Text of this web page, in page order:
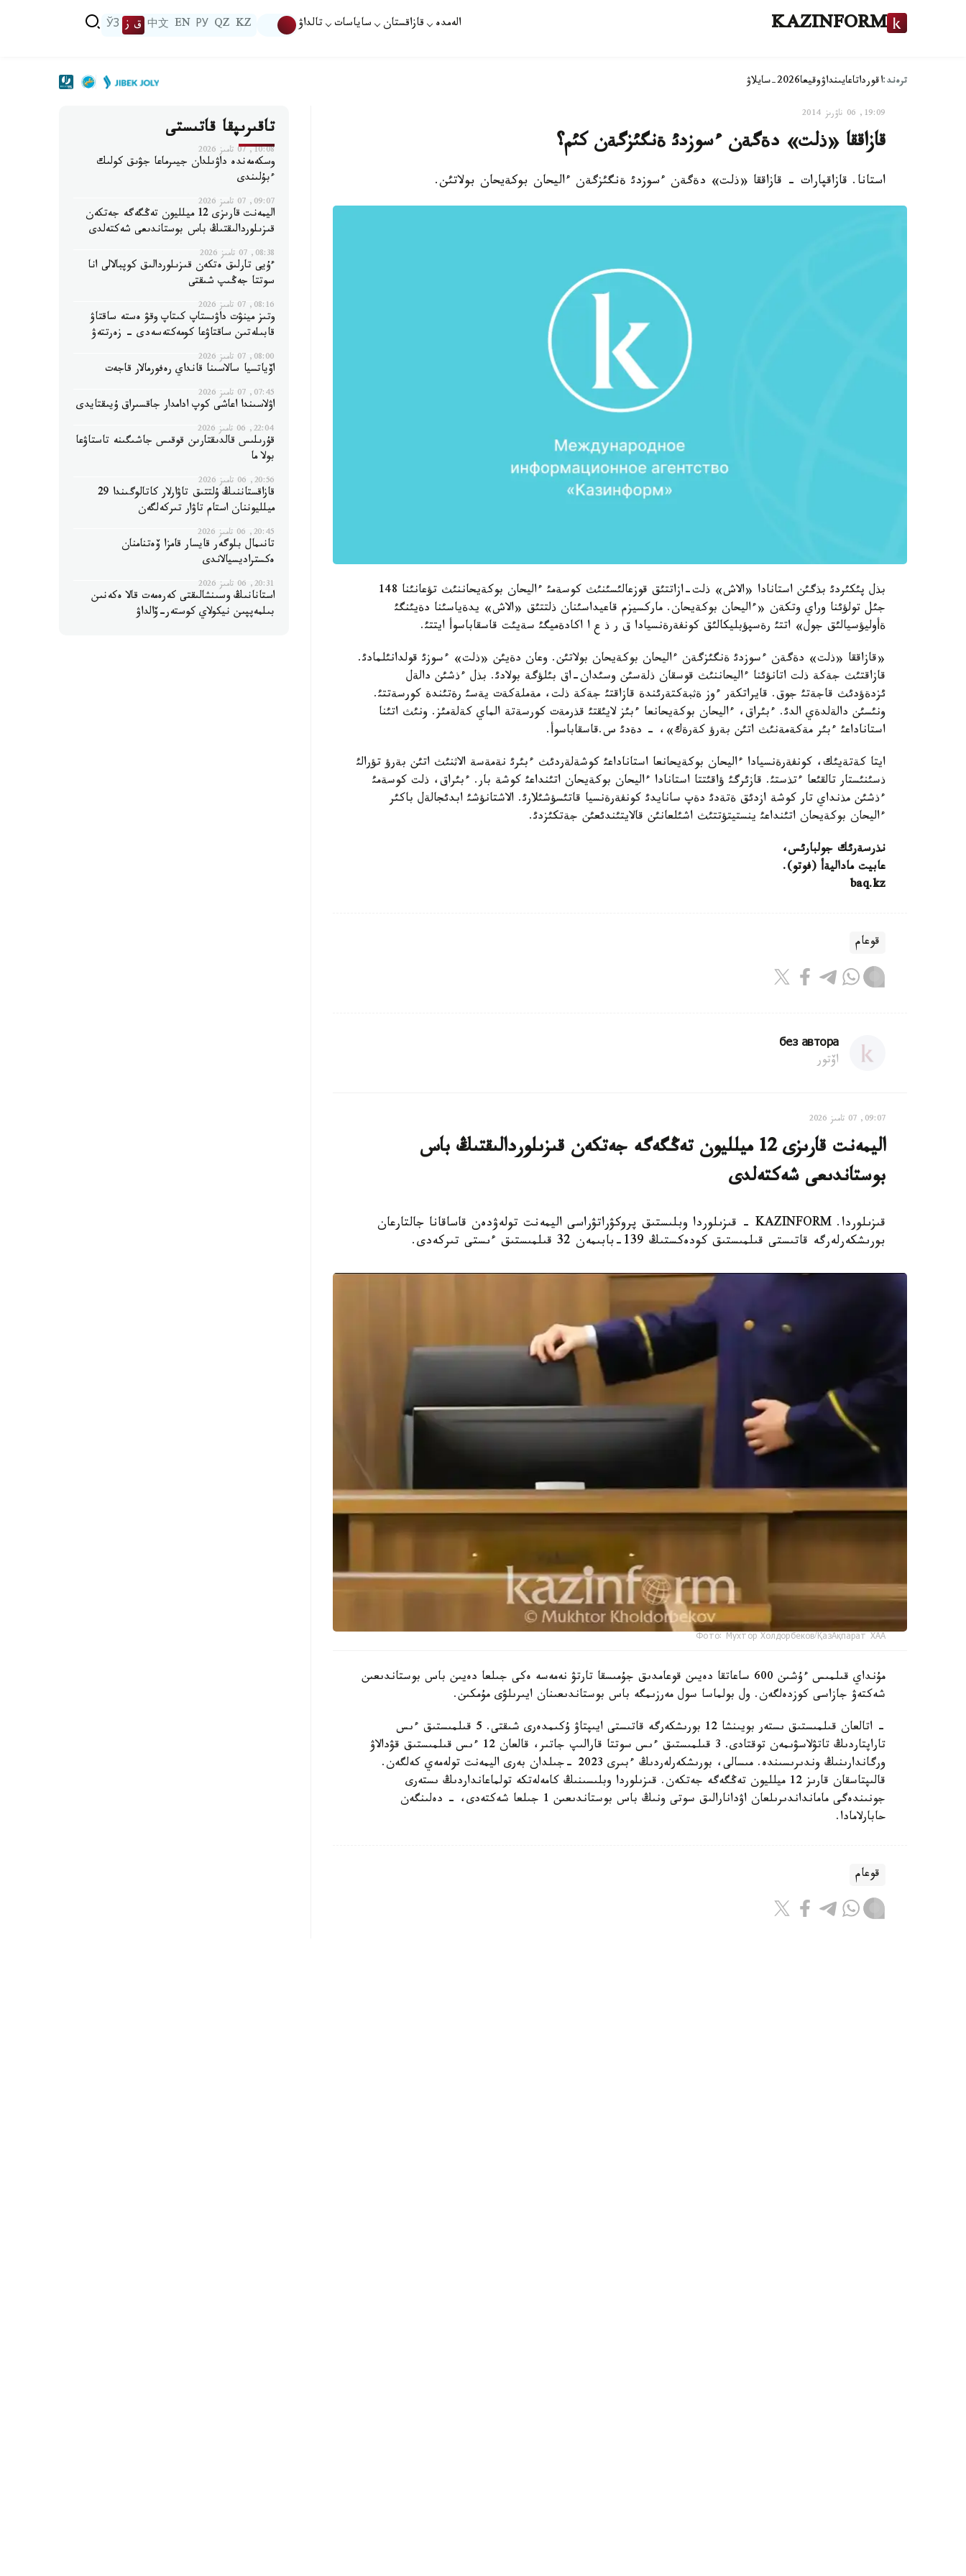
KAZINFORM الەمدە قازاقستان ساياسات تالداۋ KZ
QZ
РУ
EN
中文 ق ز ЎЗ
ترەند:اقورداتاعايىنداۋوقيعا2026-سايلاۋ
19:09, 06 ناۋرىز 2014
قازاققا «ذلت» دةگةن ءسوزدئ ةنگئزگةن كئم؟
استانا. قازاقپارات - قازاققا «ذلت» دةگةن ءسوزدئ ةنگئزگةن ءاليحان بوكةيحان بولاتئن.
بذل پئكئردئ بذگئن استانادا «الاش» ذلت-ازاتتئق قوزعالئسئنئث كوسةمئ ءاليحان بوكةيحاننئث تؤعانئنا 148
جئل تولؤئنا وراي وتكةن «ءاليحان بوكةيحان. ماركسيزم قاعيداسئنان ذلتتئق «الاش» يدةياسئنا دةيئنگئ
ةأوليؤسيالئق جول» اتتئ رةسپؤبليكالئق كونفةرةنسيادا ق ر ذ ع ا اكادةميگئ سةيئت قاسقاباسوأ ايتتئ.
«قازاققا «ذلت» دةگةن ءسوزدئ ةنگئزگةن ءاليحان بوكةيحان بولاتئن. وعان دةيئن «ذلت» ءسوزئ قولدانئلمادئ.
قازاقتئث جةكة ذلت اتانؤئنا ءاليحاننئث قوسقان ذلةسئن وسئدان-اق بئلؤگة بولادئ. بذل ءذشئن دالةل
ئزدةؤدئث قاجةتئ جوق. قايراتكةر ءوز ةثبةكتةرئندة قازاقتئ جةكة ذلت، مةملةكةت يةسئ رةتئندة كورسةتتئ.
ونئسئن دالةلدةي الدئ. ءبئراق، ءاليحان بوكةيحانعا ءبئز لايئقتئ قذرمةت كورسةتة الماي كةلةمئز. ونئث اتئنا
استاناداعئ ءبئر مةكةمةنئث اتئن بةرؤ كةرةك»، - دةدئ س.قاسقاباسوأ.
ايتا كةتةيئك، كونفةرةنسيادا ءاليحان بوكةيحانعا استاناداعئ كوشةلةردئث ءبئرئ نةمةسة الاثنئث اتئن بةرؤ تؤرالئ
ذسئنئستار تالقئعا ءتذستئ. قازئرگئ ؤاقئتتا استانادا ءاليحان بوكةيحان اتئنداعئ كوشة بار. ءبئراق، ذلت كوسةمئ
ءذشئن مذنداي تار كوشة ازدئق ةتةدئ دةپ سانايدئ كونفةرةنسيا قاتئسؤشئلارئ. الاشتانؤشئ ابدئجالةل باكئر
ءاليحان بوكةيحان اتئنداعئ ينستيتؤتتئث اشئلعانئن قالايتئندئعئن جةتكئزدئ.
نذرسةرئك جولبارئس،
عابيت ماداليةأ (فوتو).
baq.kz
قوعام
без автора
اۆتور
09:07, 07 تامىز 2026
اليمەنت قارىزى 12 ميلليون تەڭگەگە جەتكەن قىزىلوردالىقتىڭ باس
بوستاندىعى شەكتەلدى
قىزىلوردا. KAZINFORM - قىزىلوردا وبلىستىق پروكۋراتۋراسى اليمەنت تولەۋدەن قاساقانا جالتارعان
بورىشكەرلەرگە قاتىستى قىلمىستىق كودەكستىڭ 139-بابىمەن 32 قىلمىستىق ءىستى تىركەدى.
Фото: Мухтор Холдорбеков/ҚазАқпарат ХАА
مۇنداي قىلمىس ءۇشىن 600 ساعاتقا دەيىن قوعامدىق جۇمىسقا تارتۋ نەمەسە ەكى جىلعا دەيىن باس بوستاندىعىن
شەكتەۋ جازاسى كوزدەلگەن. ول بولماسا سول مەرزىمگە باس بوستاندىعىنان ايىرىلۋى مۇمكىن.
- اتالعان قىلمىستىق ىستەر بويىنشا 12 بورىشكەرگە قاتىستى ايىپتاۋ ۇكىمدەرى شىقتى. 5 قىلمىستىق ءىس
تاراپتاردىڭ تاتۋلاسۋىمەن توقتادى. 3 قىلمىستىق ءىس سوتتا قارالىپ جاتىر، قالعان 12 ءىس قىلمىستىق قۋدالاۋ
ورگاندارىنىڭ وندىرىسىندە. مىسالى، بورىشكەرلەردىڭ ءبىرى 2023 -جىلدان بەرى اليمەنت تولەمەي كەلگەن.
قالىپتاسقان قارىز 12 ميلليون تەڭگەگە جەتكەن. قىزىلوردا وبلىسىنىڭ كامەلەتكە تولماعانداردىڭ ىستەرى
جونىندەگى مامانداندىرىلعان اۋدانارالىق سوتى ونىڭ باس بوستاندىعىن 1 جىلعا شەكتەدى، - دەلىنگەن
حابارلامادا.
قوعام
تاقىرىپقا قاتىستى
10:08, 07 تامىز 2026
وسكەمەندە داۋىلدان جيىرماعا جۋىق كولىك
ءبۇلىندى
09:07, 07 تامىز 2026
اليمەنت قارىزى 12 ميلليون تەڭگەگە جەتكەن
قىزىلوردالىقتىڭ باس بوستاندىعى شەكتەلدى
08:38, 07 تامىز 2026
ءۇيى تارلىق ەتكەن قىزىلوردالىق كوپبالالى انا
سوتتا جەڭىپ شىقتى
08:16, 07 تامىز 2026
وتىز مينۋت داۋىستاپ كىتاپ وقۋ ەستە ساقتاۋ
قابىلەتىن ساقتاۋعا كومەكتەسەدى - زەرتتەۋ
08:00, 07 تامىز 2026
اۆياتسيا سالاسىنا قانداي رەفورمالار قاجەت
07:45, 07 تامىز 2026
اۋلاسىندا اعاشى كوپ ادامدار جاقسىراق ۇيىقتايدى
22:04, 06 تامىز 2026
قۇرىلىس قالدىقتارىن قوقىس جاشىگىنە تاستاۋعا
بولا ما
20:56, 06 تامىز 2026
قازاقستاننىڭ ۇلتتىق تاۋارلار كاتالوگىندا 29
ميلليوننان استام تاۋار تىركەلگەن
20:45, 06 تامىز 2026
تانىمال بلوگەر قايسار قامزا ۆەتنامنان
ەكستراديسيالاندى
20:31, 06 تامىز 2026
استانانىڭ وسىنشالىقتى كەرەمەت قالا ەكەنىن
بىلمەپپىن نيكولاي كوستەر-ۆالداۋ